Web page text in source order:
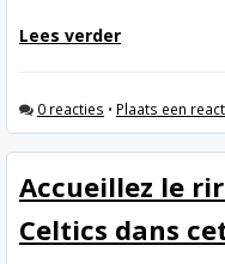
Lees verder
0 reacties • Plaats een
Accueillez le
Celtics dans